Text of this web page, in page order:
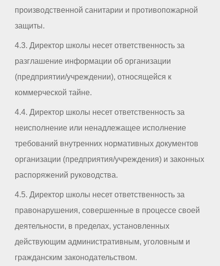
производственной санитарии и противопожарной
защиты.
4.3. Директор школы несет ответственность за
разглашение информации об организации
(предприятии/учреждении), относящейся к
коммерческой тайне.
4.4. Директор школы несет ответственность за
неисполнение или ненадлежащее исполнение
требований внутренних нормативных документов
организации (предприятия/учреждения) и законных
распоряжений руководства.
4.5. Директор школы несет ответственность за
правонарушения, совершенные в процессе своей
деятельности, в пределах, установленных
действующим административным, уголовным и
гражданским законодательством.